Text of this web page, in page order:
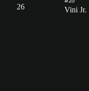
26 Vini Jr.